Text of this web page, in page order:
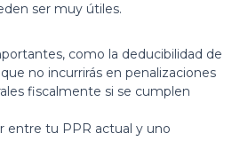
ser muy útiles.
como la deducibilidad de
no incurrirás en penalizaciones
fiscalmente si se cumplen
entre tu PPR actual y uno